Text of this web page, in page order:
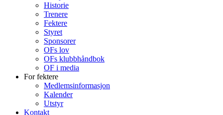
Historie
Trenere
Fektere
Styret
Sponsorer
OFs lov
OFs klubbhåndbok
OF i media
For fektere
Medlemsinformasjon
Kalender
Utstyr
Kontakt